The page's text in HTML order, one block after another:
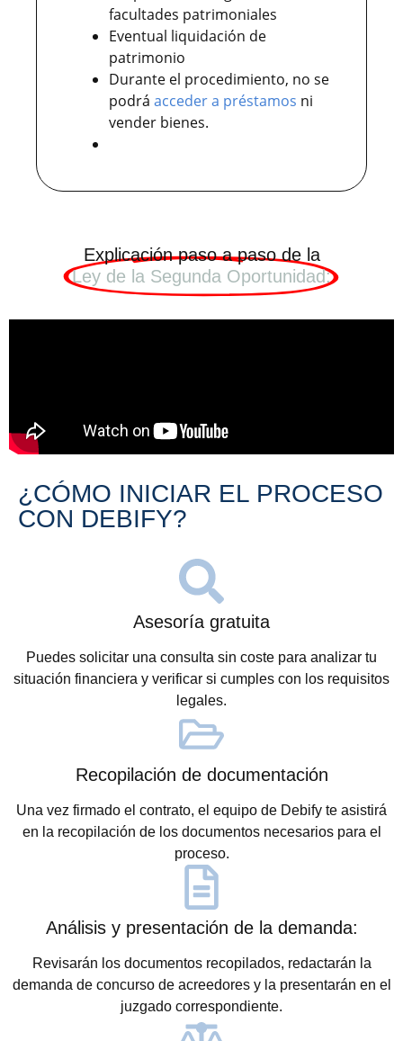
facultades patrimoniales
Eventual liquidación de
patrimonio
Durante el procedimiento, no se
podrá acceder a préstamos ni
vender bienes.
Explicación paso a paso de la
Ley de la Segunda Oportunidad:
¿CÓMO INICIAR EL PROCESO
CON DEBIFY?
Asesoría gratuita
Puedes solicitar una consulta sin coste para analizar tu
situación financiera y verificar si cumples con los requisitos
legales.
Recopilación de documentación
Una vez firmado el contrato, el equipo de Debify te asistirá
en la recopilación de los documentos necesarios para el
proceso.
Análisis y presentación de la demanda:
Revisarán los documentos recopilados, redactarán la
demanda de concurso de acreedores y la presentarán en el
juzgado correspondiente.